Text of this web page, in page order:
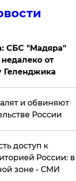
СБС "Мадяра"
от
Геленджика
и обвиняют
России
доступ к
России: в
зоне - СМИ